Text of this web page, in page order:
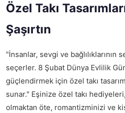
Özel Takı
Şaşırtın
"İnsanlar, sevgi ve bağlılıklarının
seçerler. 8 Şubat Dünya Evlilik
güçlendirmek için özel takı
sunar." Eşinize özel takı
olmaktan öte, romantizminizi ve